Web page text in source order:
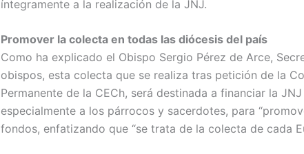
íntegramente a la realización de la JNJ.
Promover la colecta en todas las diócesis del país
Como ha explicado el Obispo Sergio Pérez de Arce,
obispos, esta colecta que se realiza tras petición de la
Permanente de la CECh, será destinada a financiar la
especialmente a los párrocos y sacerdotes, para
fondos, enfatizando que “se trata de la colecta de cada